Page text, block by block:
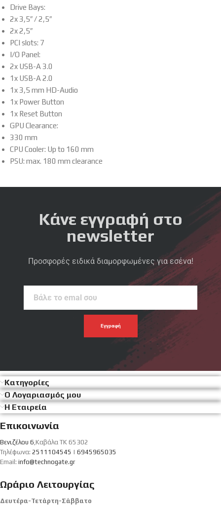
Drive Bays:
2x 3,5″ / 2,5″
2x 2,5″
PCI slots: 7
I/O Panel:
2x USB-A 3.0
1x USB-A 2.0
1x 3,5 mm HD-Audio
1x Power Button
1x Reset Button
GPU Clearance:
330 mm
CPU Cooler: Up to 160 mm
PSU: max. 180 mm clearance
Κάνε εγγραφή στο
newsletter
Προσφορές ειδικά διαμορφωμένες για εσένα!
Κατηγορίες
Ο Λογαριασμός μου
Η Εταιρεία
Επικοινωνία
Βενιζέλου 6 ,Καβάλα ΤΚ 65302
Τηλέφωνα: 2511104545 | 6945965035
Email: info@technogate.gr
Ωράριο Λειτουργίας
Δευτέρα-Τετάρτη-Σάββατο